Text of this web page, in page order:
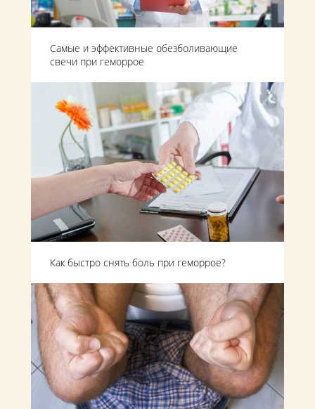
Самые и эффективные обезболивающие
свечи при геморрое
Как быстро снять боль при геморрое?